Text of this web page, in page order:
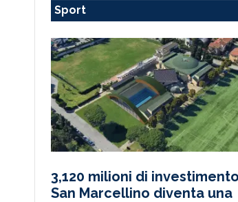
Sport
3,120 milioni di
San Marcellino diventa una